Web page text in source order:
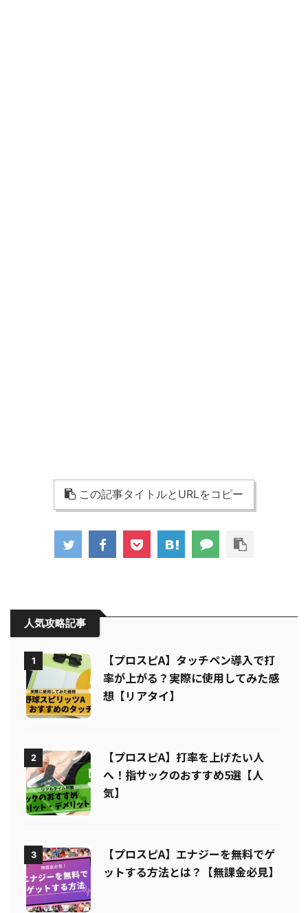
この記事タイトルとURLをコピー
人気攻略記事
1
【プロスピA】タッチペン導入で打
率が上がる？実際に使用してみた感
想【リアタイ】
2
【プロスピA】打率を上げたい人
へ！指サックのおすすめ5選【人
気】
3
【プロスピA】エナジーを無料でゲ
ットする方法とは？【無課金必見】